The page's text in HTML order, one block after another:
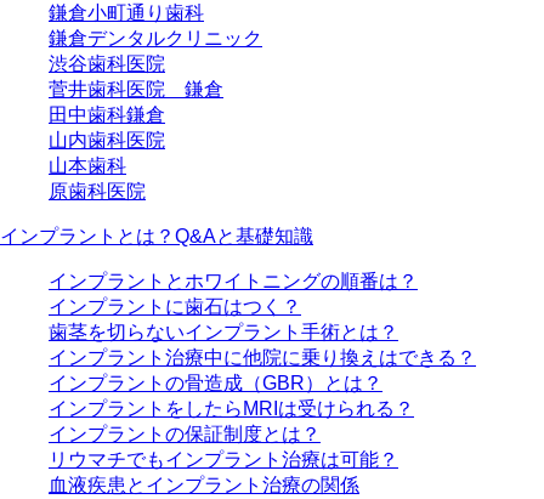
鎌倉小町通り歯科
鎌倉デンタルクリニック
渋谷歯科医院
菅井歯科医院 鎌倉
田中歯科鎌倉
山内歯科医院
山本歯科
原歯科医院
インプラントとは？Q&Aと基礎知識
インプラントとホワイトニングの順番は？
インプラントに歯石はつく？
歯茎を切らないインプラント手術とは？
インプラント治療中に他院に乗り換えはできる？
インプラントの骨造成（GBR）とは？
インプラントをしたらMRIは受けられる？
インプラントの保証制度とは？
リウマチでもインプラント治療は可能？
血液疾患とインプラント治療の関係